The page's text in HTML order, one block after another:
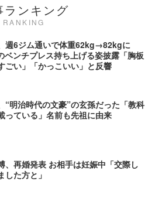
ランキング
RANKING
週6ジム通いで体重62kg→82kgに
ベンチプレス持ち上げる姿披露「胸板
ごい」「かっこいい」と反響
“明治時代の文豪”の玄孫だった「教科
っている」名前も先祖に由来
、再婚発表 お相手は妊娠中「交際し
した方と」